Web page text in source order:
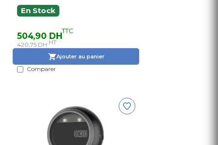
En Stock
504,90 DHTTC
420,75 DH HT
Ajouter au panier
Comparer